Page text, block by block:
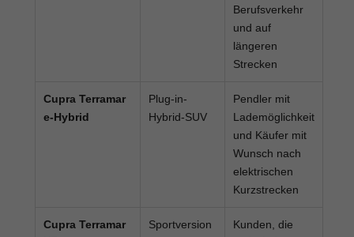
Berufsverkehr
und auf
längeren
Strecken
Cupra Terramar
e-Hybrid
Plug-in-
Hybrid-SUV
Pendler mit
Lademöglichkeit
und Käufer mit
Wunsch nach
elektrischen
Kurzstrecken
Cupra Terramar
Sportversion
Kunden, die